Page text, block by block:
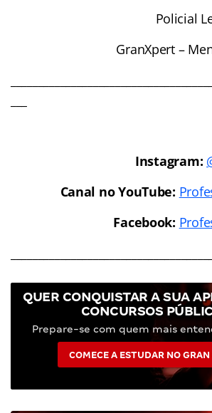
Policial
GranXpert –
Instagram:
Canal no YouTube:
Facebook:
QUER CONQUISTAR A SUA
CONCURSOS
Prepare-se com quem mais
COMECE A ESTUDAR NO GRAN